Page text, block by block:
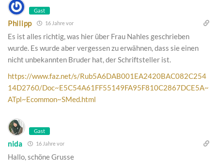
Gast
Philipp 16 Jahre vor
Es ist alles richtig, was hier über Frau Nahles geschrieben
wurde. Es wurde aber vergessen zu erwähnen, dass sie einen
nicht unbekannten Bruder hat, der Schriftsteller ist.
https://www.faz.net/s/Rub5A6DAB001EA2420BAC082C254
14D2760/Doc~E5C54A61FF55149FA95F810C2867DCE5A~
ATpl~Ecommon~SMed.html
Gast
nida 16 Jahre vor
Hallo, schöne Grusse